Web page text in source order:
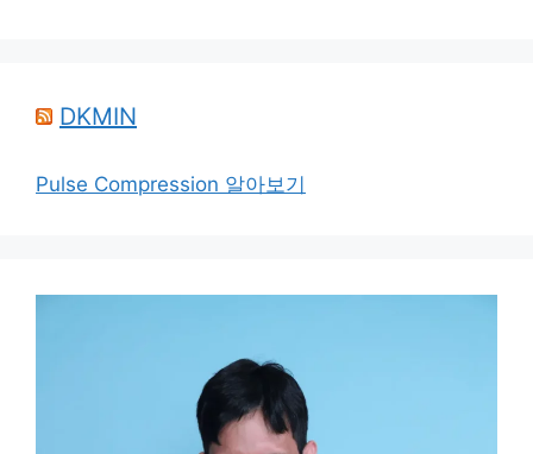
DKMIN
Pulse Compression 알아보기